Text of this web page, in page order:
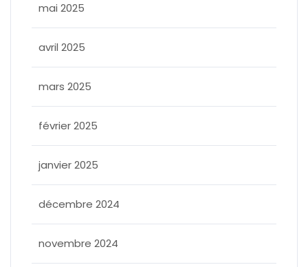
mai 2025
avril 2025
mars 2025
février 2025
janvier 2025
décembre 2024
novembre 2024